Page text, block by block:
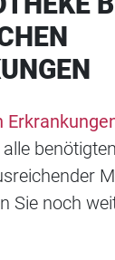
Sie noch